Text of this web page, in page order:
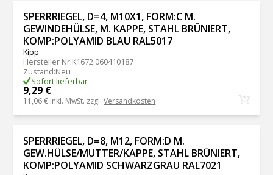
SPERRRIEGEL, D=4, M10X1, FORM:C M.
GEWINDEHÜLSE, M. KAPPE, STAHL BRÜNIERT,
KOMP:POLYAMID BLAU RAL5017
Kipp
Hersteller Nr.K1672.060410187
Zustand:Neu
Sofort lieferbar
9,29 €
11,06 € inkl. MwSt. zzgl.Versandkosten
SPERRRIEGEL, D=8, M12, FORM:D M.
GEW.HÜLSE/MUTTER/KAPPE, STAHL BRÜNIERT,
KOMP:POLYAMID SCHWARZGRAU RAL7021